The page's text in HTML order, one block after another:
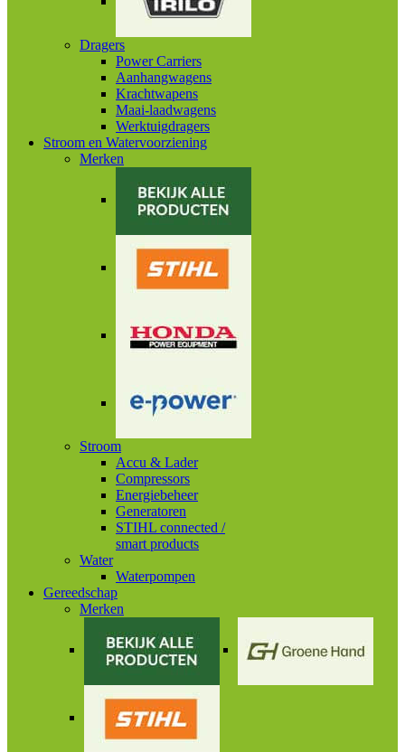
Dragers
Power Carriers
Aanhangwagens
Krachtwapens
Maai-laadwagens
Werktuigdragers
Stroom en Watervoorziening
Merken
Stroom
Accu & Lader
Compressors
Energiebeheer
Generatoren
STIHL connected /
smart products
Water
Waterpompen
Gereedschap
Merken